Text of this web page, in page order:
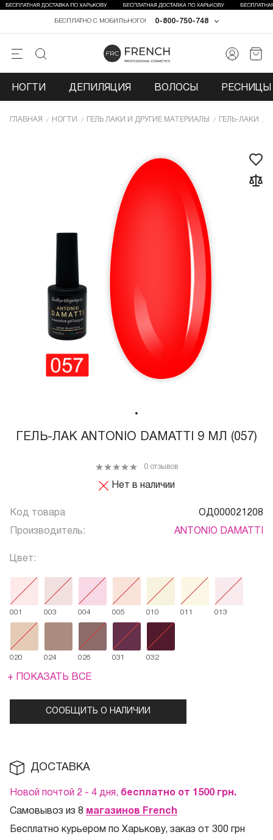
0-800-750-748
БЕСПЛАТНО С МОБИЛЬНОГО!
НОГТИ ДЕПИЛЯЦИЯ ВОЛОСЫ РЕСНИЦЫ
ГЛАВНАЯ НОГТИ ГЕЛЬ ЛАКИ И ДРУГИЕ МАТЕРИАЛЫ ГЕЛЬ-ЛАКИ
ГЕЛЬ-ЛАК ANTONIO DAMATTI 9 МЛ (057)
Нет в наличии
0 отзывов
Код товара ОД000021208
Производитель: ANTONIO DAMATTI
Цвет:
001 003 004 005 010 011 013
020 024 026 031 032
+ ПОКАЗАТЬ ВСЕ
СООБЩИТЬ О НАЛИЧИИ
ДОСТАВКА
Новой почтой 2 - 4 дня, бесплатно от 1500 грн.
Самовывоз из 8 магазинов French
Бесплатно курьером по Харькову, заказ от 300 грн